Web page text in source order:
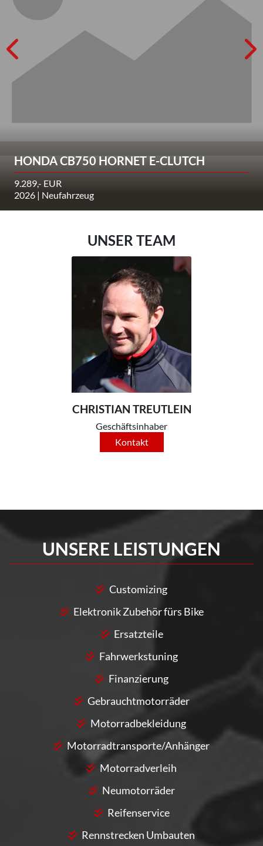
HONDA CB750 HORNET E-CLUTCH
9.289,- EUR
2026 | Neufahrzeug
UNSER TEAM
CHRISTIAN TREUTLEIN
Geschäftsinhaber
Kontakt
UNSERE LEISTUNGEN
Customizing
Elektronik Zubehör fürs Bike
Ersatzteile
Fahrwerkstuning
Finanzierung
Gebrauchtmotorräder
Motorradbekleidung
Motorradtransporte/Anhänger
Motorradverleih
Neumotorräder
Reifenservice
Rennstrecken Umbauten